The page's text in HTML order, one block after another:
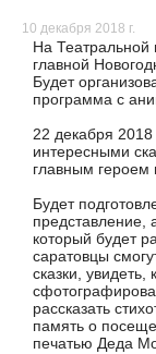
10 декабря 2018 г.
На
главной
Будет
программа с
22 декабря 2018
интересными
главным
Будет
представление,
который будет
саратовцы
сказки,
рассказать
память о
печатью Деда